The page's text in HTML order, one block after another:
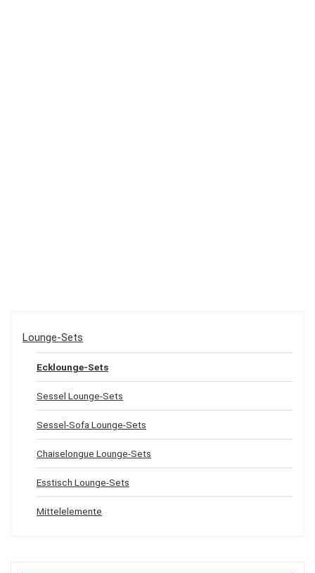
Lounge-Sets
Ecklounge-Sets
Sessel Lounge-Sets
Sessel-Sofa Lounge-Sets
Chaiselongue Lounge-Sets
Esstisch Lounge-Sets
Mittelelemente